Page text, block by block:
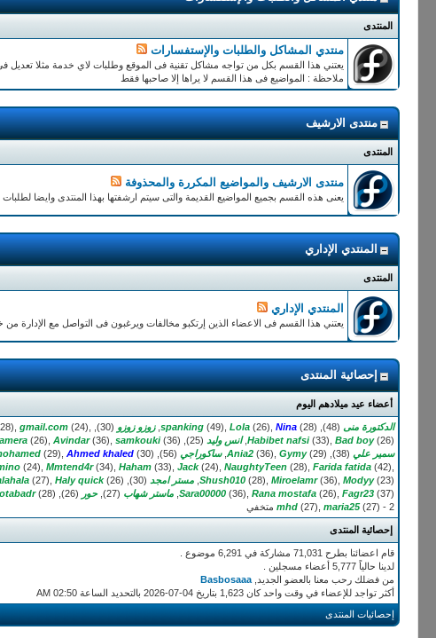
المنتدى
منتدي المشاكل والطلبات والإستفسارات
يعتني هذا القسم بكل من تواجه مشاكل تقنية فى الموقع وطلبات لاي خدمة مثلا
ملاحظة : المواضيع فى هذا القسم لا يراها إلا صاحبها فقط
منتدى الارشيف
المنتدى
منتدى الارشيف والمواضيع المكررة والمحذوفة
يعنى هذه القسم بجميع المواضيع القديمة والتى سيتم ارشفتها بهذا المنتدى وايضا
المنتدي الإداري
المنتدى
المنتدي الإداري
يعتني هذا القسم فى الاعضاء الذين إرتكبو مخالفات ويرغبون فى التواصل مع الإدارة من
إحصائية المنتدى
أعضاء عيد ميلادهم اليوم
الدكتورة منى (48),
spanking(49), Lola(26), Nina(28), زوزو زوزو (30),
gmail.com(24),
Habibet nafsi(33), Bad boy(26), انس وليد (25),
(26), Avindar(36), samkouki(36),
سمير علي (38),
Ania2(36), Gymy(29), ساكوراجي (56),
(29), Ahmed khaled(30),
(24), Mmtend4r(34), Haham(33), Jack(24), NaughtyTeen(28), Farida fatida(42),
Shush010(28), Miroelamr(36), Modyy(23), مستر امجد (30),
(27), Haly quick(26),
Sara00000(36), Rana mostafa(26), Fagr23(37), ماستر شهاب (27), حور (26),
(28),
mhd(27), maria25(27) - 2 متخفي
إحصائية المنتدى
قام اعضائنا بطرح 71,031 مشاركة في 6,291 موضوع .
لدينا حالياً 5,777 أعضاء مسجلين .
من فضلك رحب معنا بالعضو الجديد,Basbosaaa
أكثر تواجد للإعضاء في وقت واحد كان 1,623 بتاريخ 04-07-2026 بالتحديد الساعة 02:50 AM
إحصائيات المنتدى